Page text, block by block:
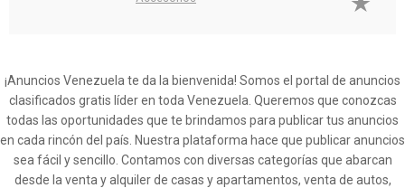
¡Anuncios Venezuela te da la bienvenida! Somos el portal de anuncios
clasificados gratis líder en toda Venezuela. Queremos que conozcas
todas las oportunidades que te brindamos para publicar tus anuncios
en cada rincón del país. Nuestra plataforma hace que publicar anuncios
sea fácil y sencillo. Contamos con diversas categorías que abarcan
desde la venta y alquiler de casas y apartamentos, venta de autos,